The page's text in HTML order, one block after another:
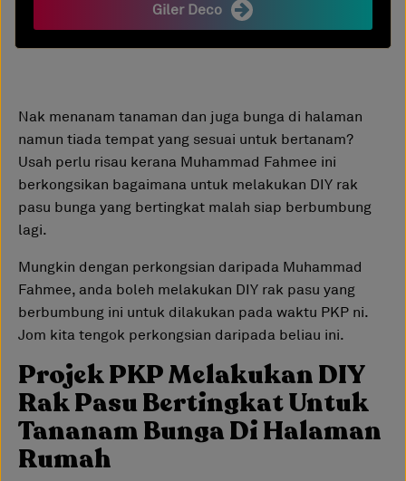
Giler Deco
Nak menanam tanaman dan juga bunga di halaman
namun tiada tempat yang sesuai untuk bertanam?
Usah perlu risau kerana Muhammad Fahmee ini
berkongsikan bagaimana untuk melakukan DIY rak
pasu bunga yang bertingkat malah siap berbumbung
lagi.
Mungkin dengan perkongsian daripada Muhammad
Fahmee, anda boleh melakukan DIY rak pasu yang
berbumbung ini untuk dilakukan pada waktu PKP ni.
Jom kita tengok perkongsian daripada beliau ini.
Projek PKP Melakukan DIY
Rak Pasu Bertingkat Untuk
Tananam Bunga Di Halaman
Rumah